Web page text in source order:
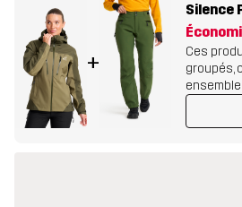
+
Silence
Ces
groupés,